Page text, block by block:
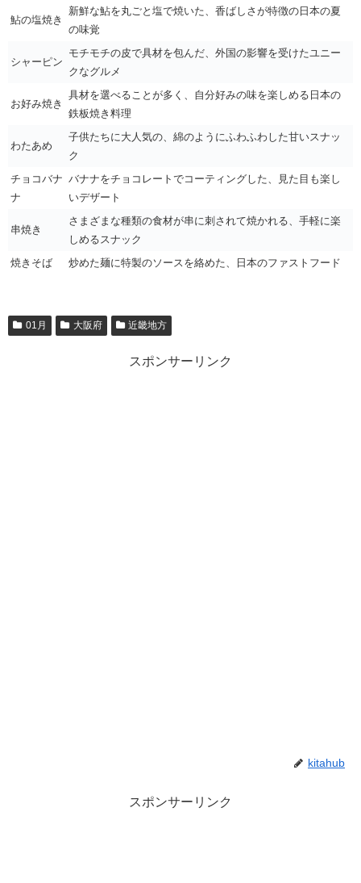
鮎の塩焼き
新鮮な鮎を丸ごと塩で焼いた、香ばしさが特徴の日本の夏
の味覚
シャーピン
モチモチの皮で具材を包んだ、外国の影響を受けたユニー
クなグルメ
お好み焼き
具材を選べることが多く、自分好みの味を楽しめる日本の
鉄板焼き料理
わたあめ
子供たちに大人気の、綿のようにふわふわした甘いスナッ
ク
チョコバナ
ナ
バナナをチョコレートでコーティングした、見た目も楽し
いデザート
串焼き
さまざまな種類の食材が串に刺されて焼かれる、手軽に楽
しめるスナック
焼きそば
炒めた麺に特製のソースを絡めた、日本のファストフード
01月 大阪府 近畿地方
スポンサーリンク
kitahub
スポンサーリンク